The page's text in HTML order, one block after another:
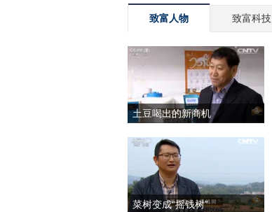
致富人物 致富科技
土豆喝出的新商机
菜树变成“摇钱树”